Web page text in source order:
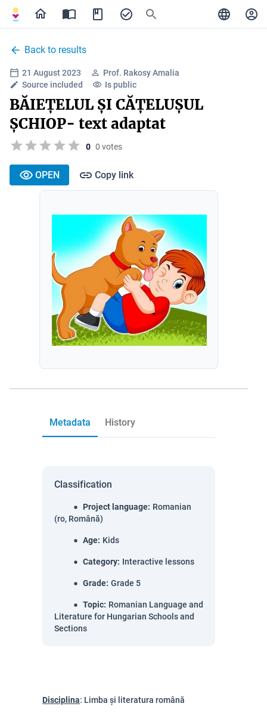
Back to results
21 August 2023
Prof. Rakosy Amalia
Source included
Is public
BĂIEȚELUL ȘI CĂȚELUȘUL
ȘCHIOP- text adaptat
0 0 votes
OPEN Copy link
Metadata History
Classification
Project language: Romanian
(ro, Română)
Age: Kids
Category: Interactive lessons
Grade: Grade 5
Topic: Romanian Language and
Literature for Hungarian Schools and
Sections
Disciplina: Limba și literatura română